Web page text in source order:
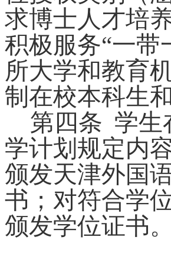
求博士人才培
积极服务“一带
所大学和教育
制在校本科生
第四条 学生
学计划规定内
颁发天津外国
书；对符合学
颁发学位证书。